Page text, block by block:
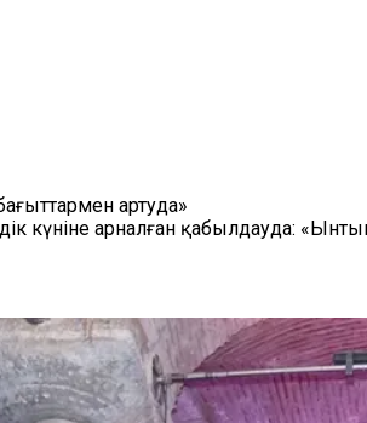
артуда»
күніне арналған қабылдауда: